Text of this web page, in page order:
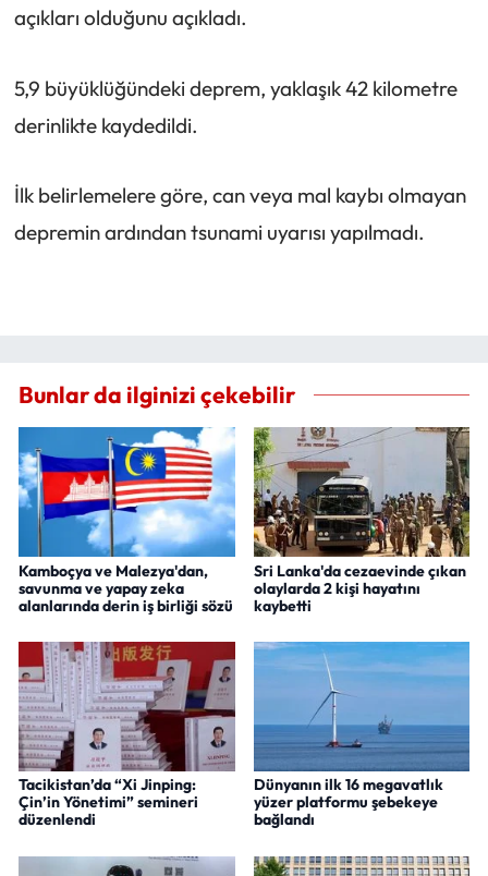
açıkları olduğunu açıkladı.
5,9 büyüklüğündeki deprem, yaklaşık 42 kilometre
derinlikte kaydedildi.
İlk belirlemelere göre, can veya mal kaybı olmayan
depremin ardından tsunami uyarısı yapılmadı.
Bunlar da ilginizi çekebilir
Kamboçya ve Malezya'dan,
savunma ve yapay zeka
alanlarında derin iş birliği sözü
Sri Lanka'da cezaevinde çıkan
olaylarda 2 kişi hayatını
kaybetti
Tacikistan’da “Xi Jinping:
Çin’in Yönetimi” semineri
düzenlendi
Dünyanın ilk 16 megavatlık
yüzer platformu şebekeye
bağlandı